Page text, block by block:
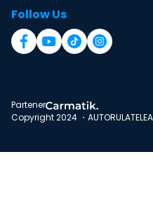
Follow Us
Partener
Copyright 2024 ・